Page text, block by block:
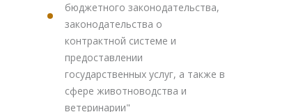
бюджетного законодательства,
законодательства о
контрактной системе и
предоставлении
государственных услуг, а также в
сфере животноводства и
ветеринарии"